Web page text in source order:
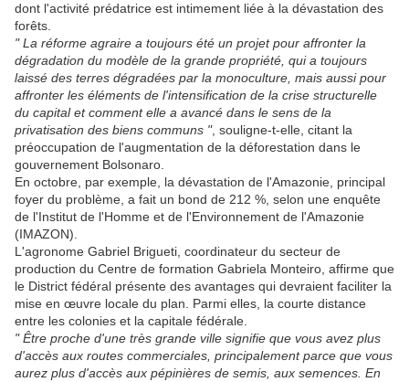
dont l'activité prédatrice est intimement liée à la dévastation des
forêts.
" La réforme agraire a toujours été un projet pour affronter la
dégradation du modèle de la grande propriété, qui a toujours
laissé des terres dégradées par la monoculture, mais aussi pour
affronter les éléments de l'intensification de la crise structurelle
du capital et comment elle a avancé dans le sens de la
privatisation des biens communs ", souligne-t-elle, citant la
préoccupation de l'augmentation de la déforestation dans le
gouvernement Bolsonaro.
En octobre, par exemple, la dévastation de l'Amazonie, principal
foyer du problème, a fait un bond de 212 %, selon une enquête
de l'Institut de l'Homme et de l'Environnement de l'Amazonie
(IMAZON).
L'agronome Gabriel Brigueti, coordinateur du secteur de
production du Centre de formation Gabriela Monteiro, affirme que
le District fédéral présente des avantages qui devraient faciliter la
mise en œuvre locale du plan. Parmi elles, la courte distance
entre les colonies et la capitale fédérale.
" Être proche d'une très grande ville signifie que vous avez plus
d'accès aux routes commerciales, principalement parce que vous
aurez plus d'accès aux pépinières de semis, aux semences. En